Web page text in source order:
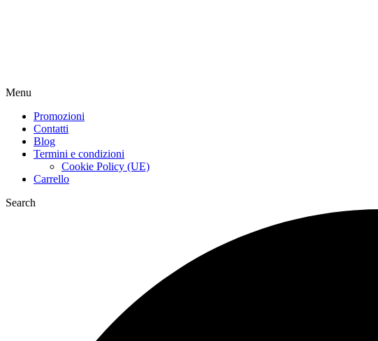
Menu
Promozioni
Contatti
Blog
Termini e condizioni
Cookie Policy (UE)
Carrello
Search